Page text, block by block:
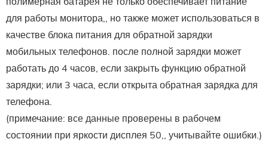
для работы монитора,, но также может использоваться в
качестве блока питания для обратной зарядки
мобильных телефонов. после полной зарядки может
работать до 4 часов, если закрыть функцию обратной
зарядки; или 3 часа, если открыта обратная зарядка для
телефона.
(примечание: все данные проверены в рабочем
состоянии при яркости дисплея 50,, учитывайте ошибки.)